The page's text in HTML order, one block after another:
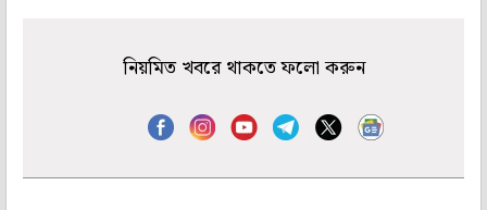
নিয়মিত খবরে থাকতে ফলো করুন